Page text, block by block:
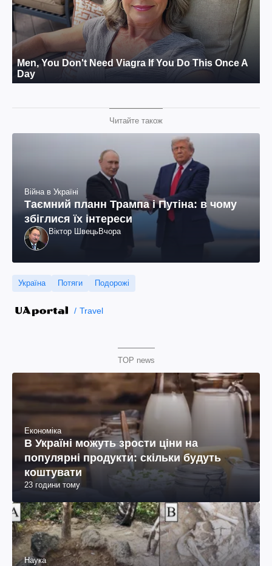
Читайте також
Війна в Україні
Таємний планн Трампа і Путіна: в чому
збіглися їх інтереси
Віктор ШвецьВчора
Україна Потяги Подорожі
Travel
TOP news
Економіка
В Україні можуть зрости ціни на
популярні продукти: скільки будуть
коштувати
23 години тому
Наука